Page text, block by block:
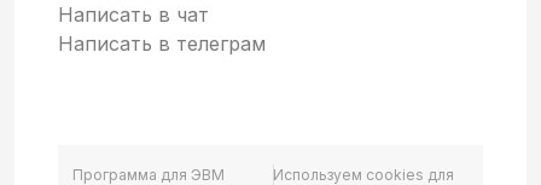
Написать в чат
Написать в телеграм
Программа для ЭВМ
Используем cookies для